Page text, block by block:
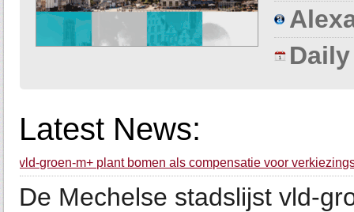
Latest News:
vld-groen-m+ plant bomen als compensatie voor
De Mechelse stadslijst vld-